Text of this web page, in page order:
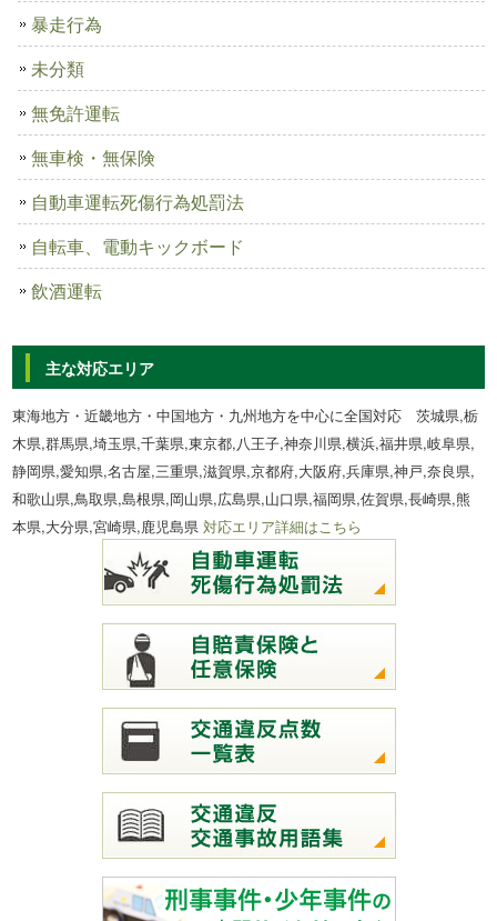
暴走行為
未分類
無免許運転
無車検・無保険
自動車運転死傷行為処罰法
自転車、電動キックボード
飲酒運転
主な対応エリア
東海地方・近畿地方・中国地方・九州地方を中心に全国対応 茨城県,栃
木県,群馬県,埼玉県,千葉県,東京都,八王子,神奈川県,横浜,福井県,岐阜県,
静岡県,愛知県,名古屋,三重県,滋賀県,京都府,大阪府,兵庫県,神戸,奈良県,
和歌山県,鳥取県,島根県,岡山県,広島県,山口県,福岡県,佐賀県,長崎県,熊
本県,大分県,宮崎県,鹿児島県対応エリア詳細はこちら